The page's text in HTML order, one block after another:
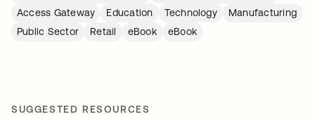
Access Gateway
Education Technology
Manufacturing
Public Sector
Retail eBook eBook
SUGGESTED RESOURCES